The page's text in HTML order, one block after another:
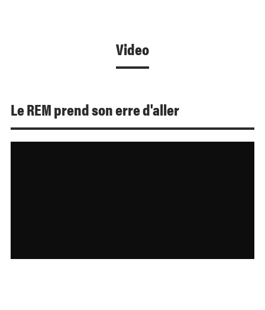
Video
Le REM prend son erre d'aller